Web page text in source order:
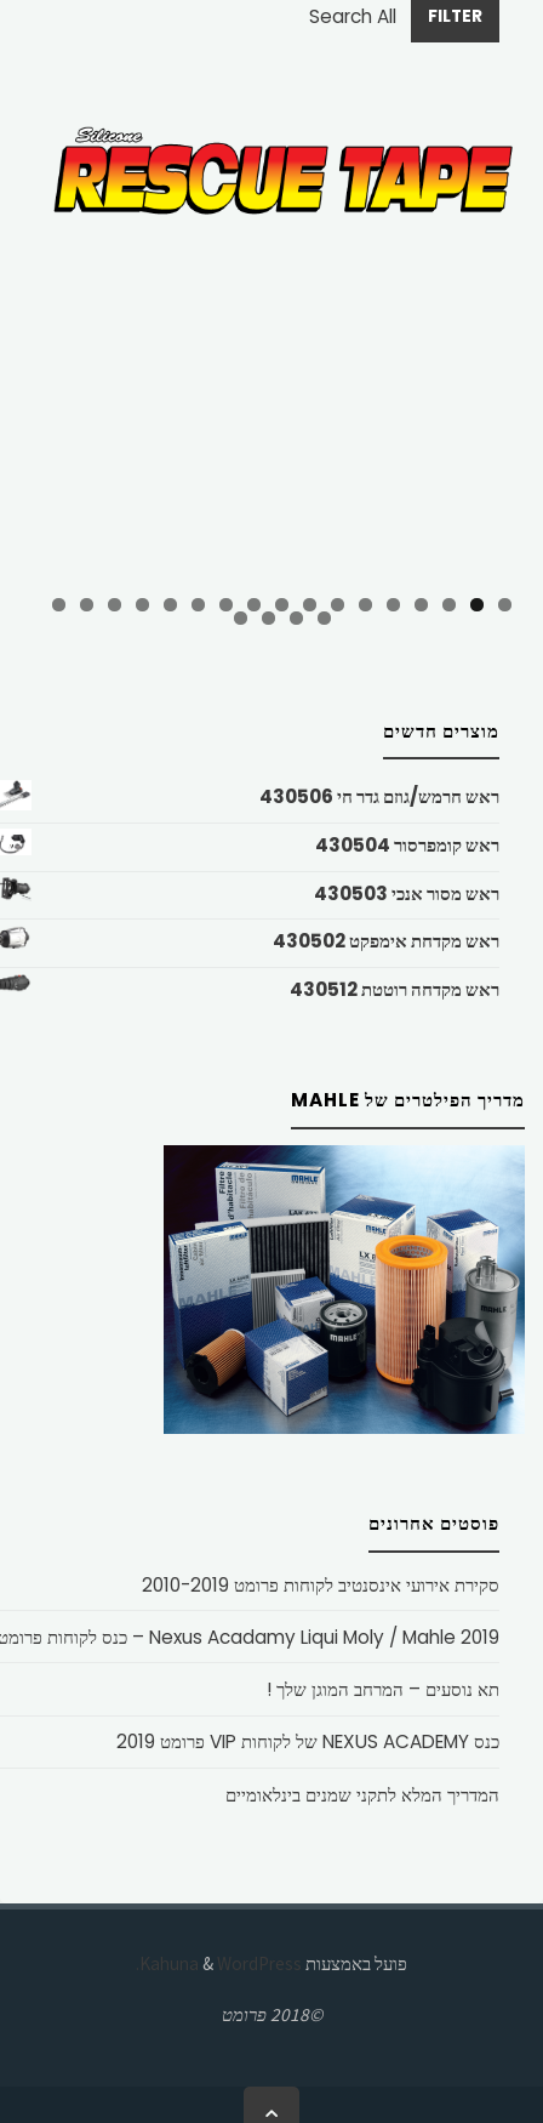
FILTER
Search All
מוצרים חדשים
ראש חרמש/גוזם גדר חי 430506
ראש קומפרסור 430504
ראש מסור אנכי 430503
ראש מקדחת אימפקט 430502
ראש מקדחה רוטטת 430512
מדריך הפילטרים של MAHLE
פוסטים אחרונים
סקירת אירועי אינסנטיב לקוחות פרומט 2010-2019
Nexus Acadamy Liqui Moly / Mahle 2019 – כנס לקוחות פרומט
תא נוסעים – המרחב המוגן שלך !
כנס NEXUS ACADEMY של לקוחות VIP פרומט 2019
המדריך המלא לתקני שמנים בינלאומיים
פועל באמצעות & WordPress.
©2018 פרומט
בחזרה